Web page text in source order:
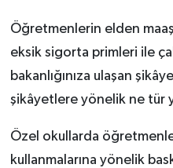
Öğretmenlerin elden
eksik sigorta primleri ile
bakanlığınıza ulaşan
şikâyetlere yönelik ne tür
Özel okullarda
kullanmalarına yönelik